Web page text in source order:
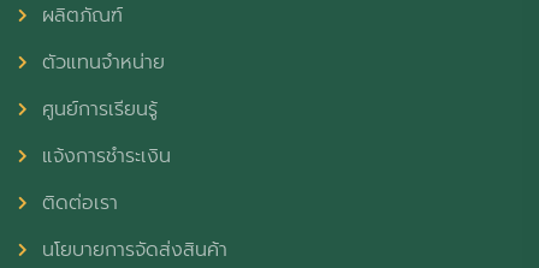
ผลิตภัณฑ์
ตัวแทนจำหน่าย
ศูนย์การเรียนรู้
แจ้งการชำระเงิน
ติดต่อเรา
นโยบายการจัดส่งสินค้า